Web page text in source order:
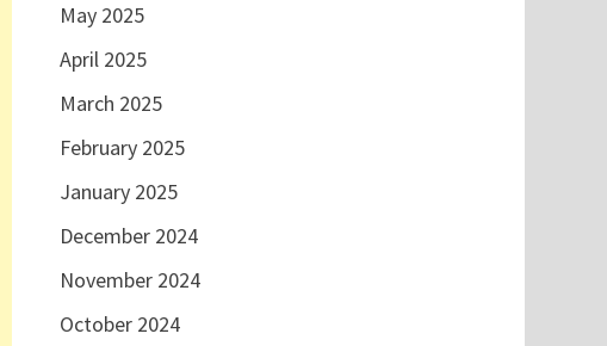
May 2025
April 2025
March 2025
February 2025
January 2025
December 2024
November 2024
October 2024